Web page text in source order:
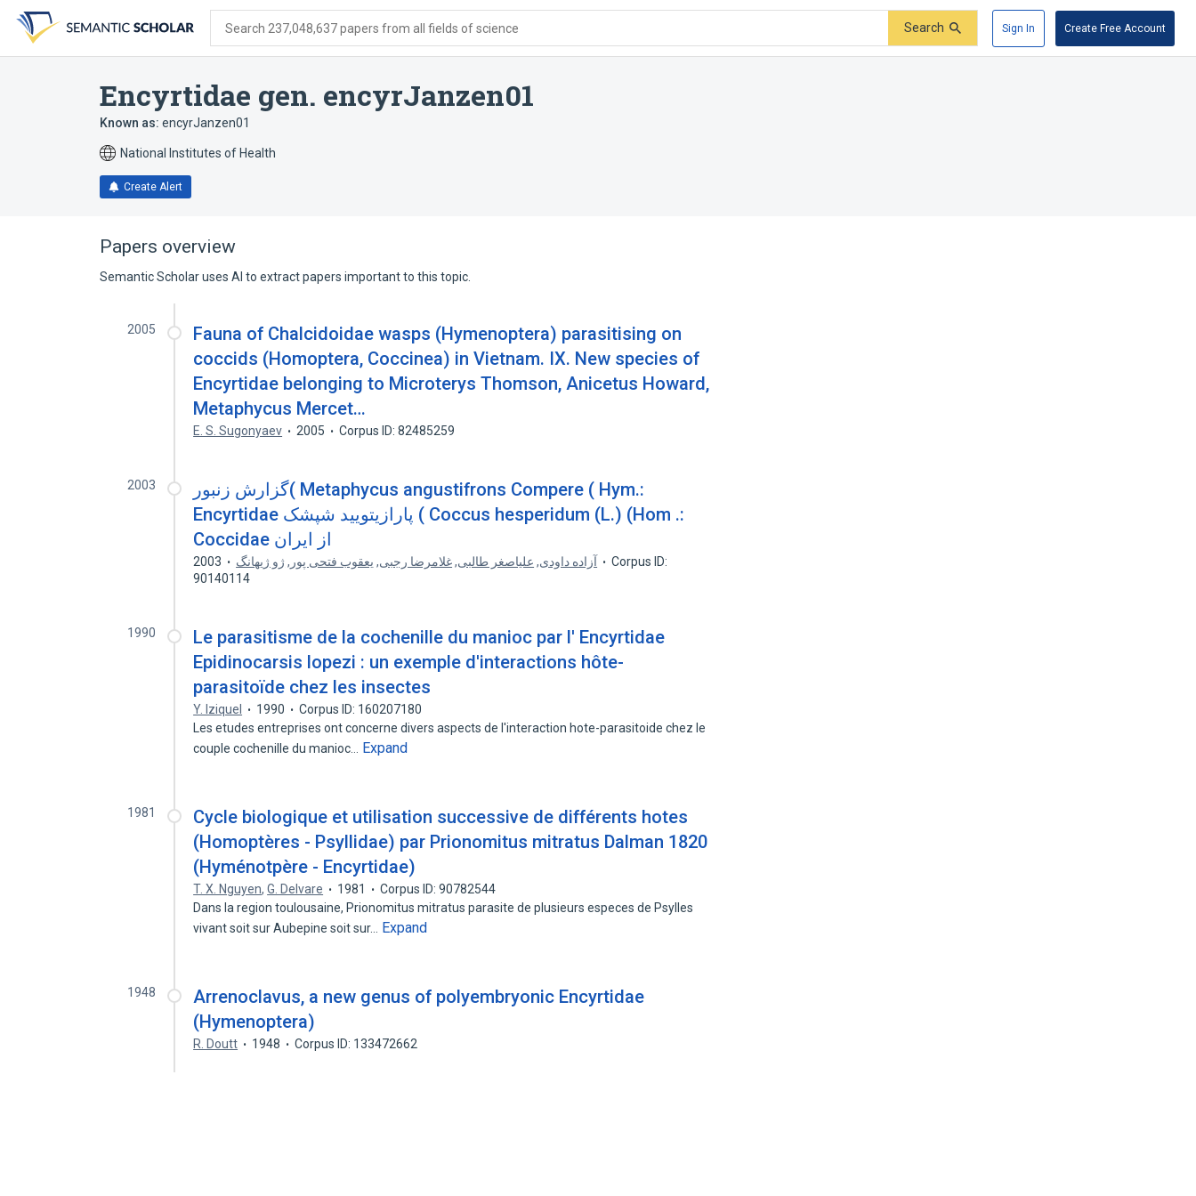
search
form
content
account
menu
Search 237,048,637 papers from all fields of science Search Sign In Create Free Account
Encyrtidae gen. encyrJanzen01
Known as: encyrJanzen01
National Institutes of Health
Create Alert
Papers overview
Semantic Scholar uses AI to extract papers important to this topic.
2005
Fauna of Chalcidoidae wasps (Hymenoptera) parasitising on
coccids (Homoptera, Coccinea) in Vietnam. IX. New species of
Encyrtidae belonging to Microterys Thomson, Anicetus Howard,
Metaphycus Mercet…
E. S. Sugonyaev 2005 Corpus ID: 82485259
2003
گزارش زنبور( Metaphycus angustifrons Compere ( Hym.:
Encyrtidae پارازیتویید شپشک ( Coccus hesperidum (L.) (Hom .:
Coccidae از ایران
آزاده داودی, علیاصغر طالبی,غلامرضا رجبی, یعقوب فتحی پور ,ژو ژیهانگ 2003
Corpus ID:
90140114
1990
Le parasitisme de la cochenille du manioc par l' Encyrtidae
Epidinocarsis lopezi : un exemple d'interactions hôte-
parasitoïde chez les insectes
Y. Iziquel 1990
Corpus ID: 160207180
Les etudes entreprises ont concerne divers aspects de l'interaction hote-parasitoide chez le
couple cochenille du manioc…
Expand
1981
Cycle biologique et utilisation successive de différents hotes
(Homoptères - Psyllidae) par Prionomitus mitratus Dalman 1820
(Hyménotpère - Encyrtidae)
T. X. Nguyen,G. Delvare 1981
Corpus ID: 90782544
Dans la region toulousaine, Prionomitus mitratus parasite de plusieurs especes de Psylles
vivant soit sur Aubepine soit sur…
Expand
1948
Arrenoclavus, a new genus of polyembryonic Encyrtidae
(Hymenoptera)
R. Doutt 1948 Corpus ID: 133472662